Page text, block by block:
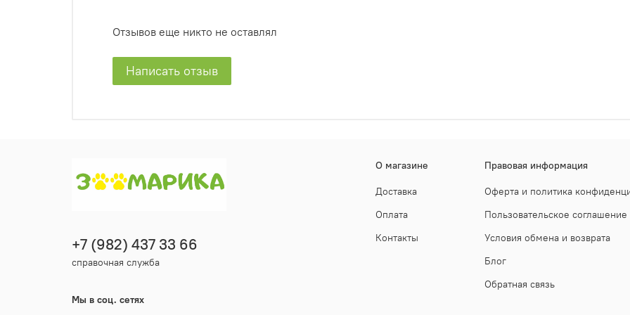
Отзывов еще никто не оставлял
Написать отзыв
О магазине
Доставка
Оплата
Контакты
Правовая информация
Оферта и политика
Пользовательское соглашение
Условия обмена и возврата
Блог
Обратная связь
+7 (982) 437 33 66
справочная служба
Мы в соц. сетях